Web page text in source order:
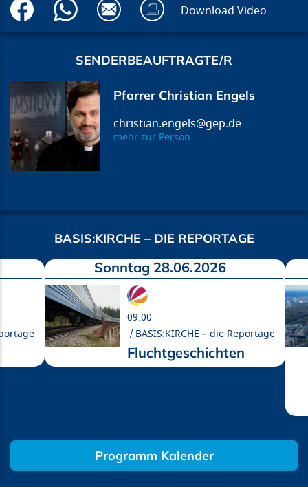
Download Video
SENDERBEAUFTRAGTE/R
Pfarrer Christian Engels
christian.engels@gep.de
mehr zur Person
BASIS:KIRCHE – DIE REPORTAGE
Sonntag 28.06.2026
09:00
BASIS:KIRCHE – die Reportage
Fluchtgeschichten
Programm Kalender